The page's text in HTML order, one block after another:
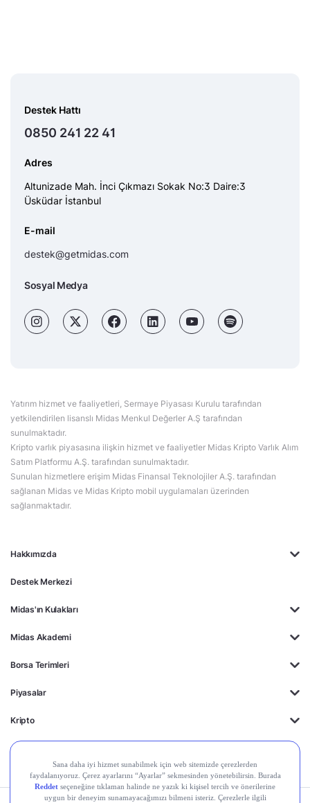
Hakkımızda
Destek Merkezi
Midas'ın Kulakları
Midas Akademi
Borsa Terimleri
Piyasalar
Kripto
Ayrıcalıklar
Destek Hattı
0850 241 22 41
Adres
Altunizade Mah. İnci Çıkmazı Sokak No:3 Daire:3
Üsküdar İstanbul
E-mail
destek@getmidas.com
Sosyal Medya
Yatırım hizmet ve faaliyetleri, Sermaye Piyasası Kurulu tarafından
yetkilendirilen lisanslı Midas Menkul Değerler A.Ş tarafından
sunulmaktadır.
Kripto varlık piyasasına ilişkin hizmet ve faaliyetler Midas Kripto Varlık Alım
Satım Platformu A.Ş. tarafından sunulmaktadır.
Sunulan hizmetlere erişim Midas Finansal Teknolojiler A.Ş. tarafından
sağlanan Midas ve Midas Kripto mobil uygulamaları üzerinden
sağlanmaktadır.